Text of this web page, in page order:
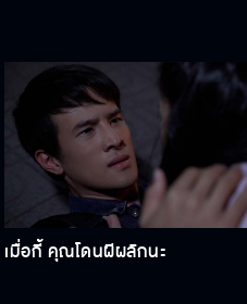
เชฟเห็นผีด้วยเหรอ
อีปุ้ม มึงตาย
เมื่อกี้ คุณโดนผีผลักนะ